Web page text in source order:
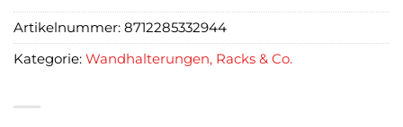
Artikelnummer: 8712285332944
Kategorie: Wandhalterungen, Racks & Co.